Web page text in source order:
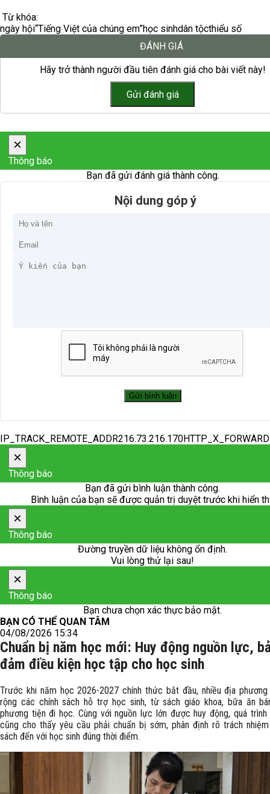
Từ khóa:
ngày hội“Tiếng Việt của chúng em”học sinhdân tộcthiểu số
ĐÁNH GIÁ
Hãy trở thành người đầu tiên đánh giá cho bài viết này!
×
Thông báo
Bạn đã gửi đánh giá thành công.
Nội dung góp ý
×
Thông báo
Bạn đã gửi bình luận thành công.
Bình luận của bạn sẽ được quản trị duyệt trước khi hiển
×
Thông báo
Đường truyền dữ liệu không ổn định.
Vui lòng thử lại sau!
×
Thông báo
Bạn chưa chọn xác thực bảo mật.
BẠN CÓ THỂ QUAN TÂM
04/08/2026 15:34
Chuẩn bị năm học mới: Huy động nguồn lực,
đảm điều kiện học tập cho học sinh
Trước khi năm học 2026-2027 chính thức bắt đầu, nhiều địa
rộng các chính sách hỗ trợ học sinh, từ sách giáo khoa, bữa ăn
phương tiện đi học. Cùng với nguồn lực lớn được huy động, quá trình
cũng cho thấy yêu cầu phải chuẩn bị sớm, phân định rõ trách
sách đến với học sinh đúng thời điểm.